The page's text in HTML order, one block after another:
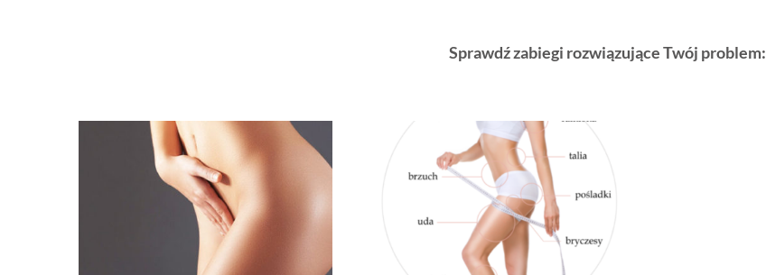
Sprawdź zabiegi rozwiązujące Twój problem: